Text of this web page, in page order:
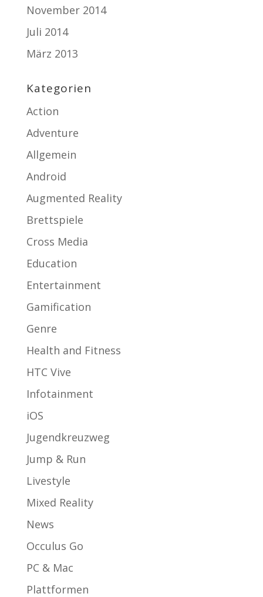
November 2014
Juli 2014
März 2013
Kategorien
Action
Adventure
Allgemein
Android
Augmented Reality
Brettspiele
Cross Media
Education
Entertainment
Gamification
Genre
Health and Fitness
HTC Vive
Infotainment
iOS
Jugendkreuzweg
Jump & Run
Livestyle
Mixed Reality
News
Occulus Go
PC & Mac
Plattformen